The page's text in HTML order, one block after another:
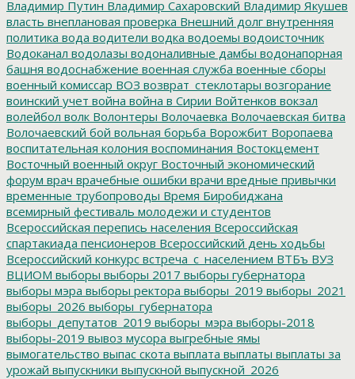
Владимир Путин Владимир Сахаровский Владимир Якушев
власть внеплановая проверка Внешний долг внутренняя
политика вода водители водка водоемы водоисточник
Водоканал водолазы водоналивные дамбы водонапорная
башня водоснабжение военная служба военные сборы
военный комиссар ВОЗ возврат_стеклотары возгорание
воинский учет война война в Сирии Войтенков вокзал
волейбол волк Волонтеры Волочаевка Волочаевская битва
Волочаевский бой вольная борьба Ворожбит Воропаева
воспитательная колония воспоминания Востокцемент
Восточный военный округ Восточный экономический
форум врач врачебные ошибки врачи вредные привычки
временные трубопроводы Время Биробиджана
всемирный фестиваль молодежи и студентов
Всероссийская перепись населения Всероссийская
спартакиада пенсионеров Всероссийский день ходьбы
Всероссийский конкурс встреча_с_населением ВТБъ ВУЗ
ВЦИОМ выборы выборы 2017 выборы губернатора
выборы мэра выборы ректора выборы_2019 выборы_2021
выборы_2026 выборы_губернатора
выборы_депутатов_2019 выборы_мэра выборы-2018
выборы-2019 вывоз мусора выгребные ямы
вымогательство выпас скота выплата выплаты выплаты за
урожай выпускники выпускной выпускной_2026